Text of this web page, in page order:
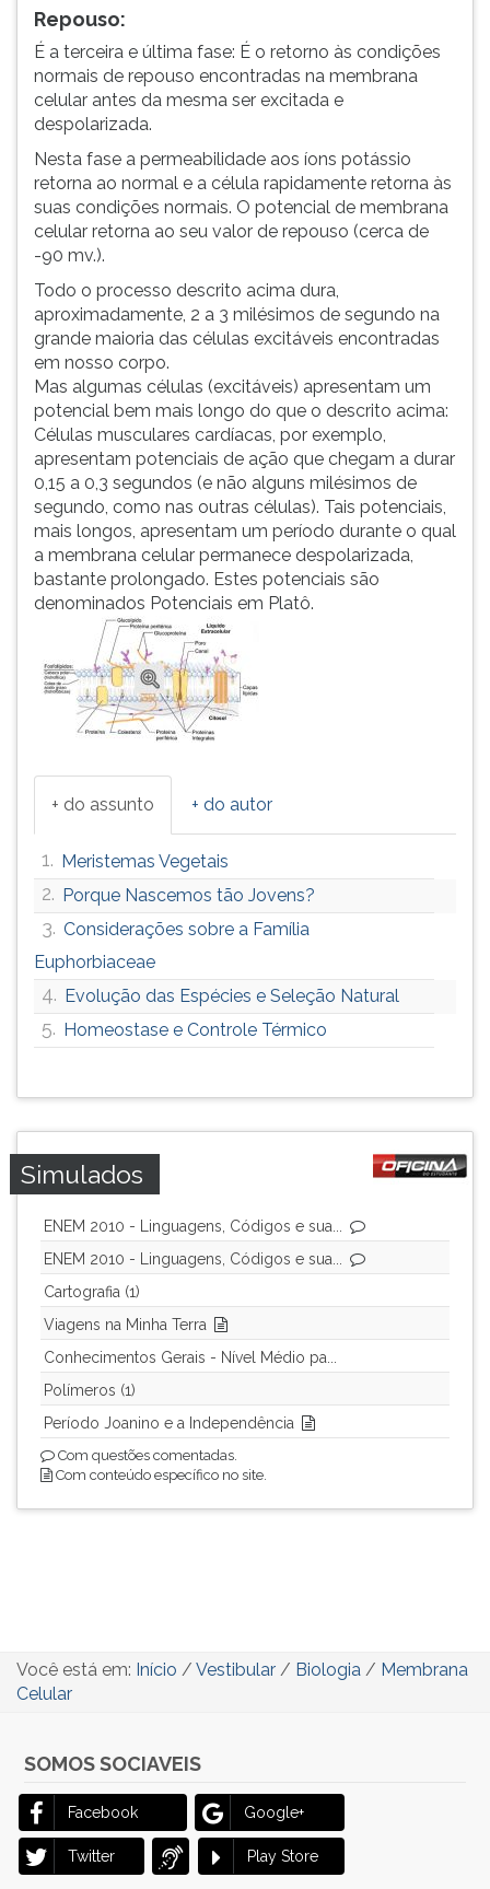
Repouso:
É a terceira e última fase: É o retorno às condições
normais de repouso encontradas na membrana
celular antes da mesma ser excitada e
despolarizada.
Nesta fase a permeabilidade aos íons potássio
retorna ao normal e a célula rapidamente retorna às
suas condições normais. O potencial de membrana
celular retorna ao seu valor de repouso (cerca de
-90 mv.).
Todo o processo descrito acima dura,
aproximadamente, 2 a 3 milésimos de segundo na
grande maioria das células excitáveis encontradas
em nosso corpo.
Mas algumas células (excitáveis) apresentam um
potencial bem mais longo do que o descrito acima:
Células musculares cardíacas, por exemplo,
apresentam potenciais de ação que chegam a durar
0,15 a 0,3 segundos (e não alguns milésimos de
segundo, como nas outras células). Tais potenciais,
mais longos, apresentam um período durante o qual
a membrana celular permanece despolarizada,
bastante prolongado. Estes potenciais são
denominados Potenciais em Platô.
+ do assunto + do autor
1. Meristemas Vegetais
2. Porque Nascemos tão Jovens?
3. Considerações sobre a Família
Euphorbiaceae
4. Evolução das Espécies e Seleção Natural
5. Homeostase e Controle Térmico
Simulados
ENEM 2010 - Linguagens, Códigos e sua...
ENEM 2010 - Linguagens, Códigos e sua...
Cartografia (1)
Viagens na Minha Terra
Conhecimentos Gerais - Nível Médio pa...
Polímeros (1)
Período Joanino e a Independência
Com questões comentadas.
Com conteúdo específico no site.
Você está em: Início / Vestibular / Biologia / Membrana
Celular
SOMOS SOCIAVEIS
Facebook Google+
Twitter Play Store